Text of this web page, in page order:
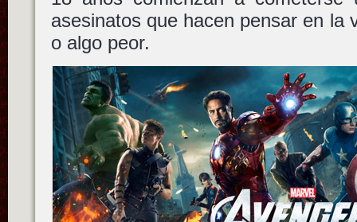
asesinatos que hacen pensar en la
o algo peor.